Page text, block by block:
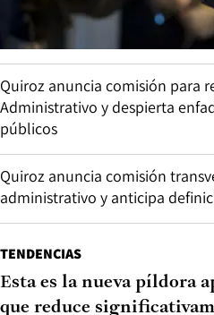
Quiroz anuncia comisión para
Administrativo y despierta
públicos
Quiroz anuncia comisión
administrativo y anticipa
TENDENCIAS
Esta es la nueva píldora
que reduce